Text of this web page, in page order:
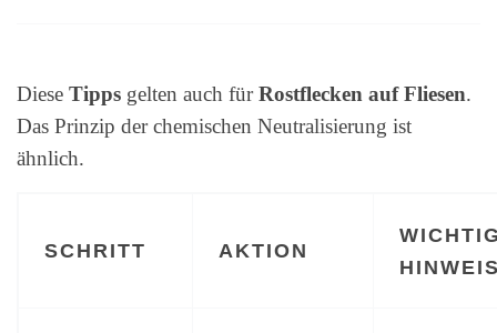
Diese Tipps gelten auch fürRostflecken auf Fliesen.
Das Prinzip der chemischen Neutralisierung ist
ähnlich.
SCHRITT AKTION